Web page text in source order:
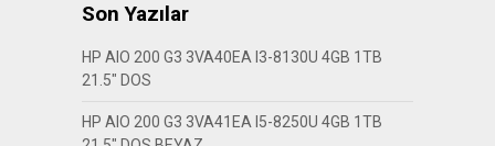
Son Yazılar
HP AIO 200 G3 3VA40EA I3-8130U 4GB 1TB
21.5″ DOS
HP AIO 200 G3 3VA41EA I5-8250U 4GB 1TB